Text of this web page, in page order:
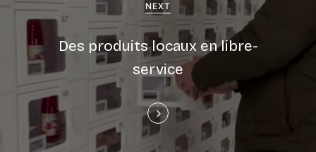
NEXT
Des produits locaux en libre-
service